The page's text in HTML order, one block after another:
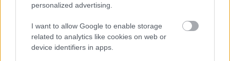
personalized advertising.
I want to allow Google to enable storage
related to analytics like cookies on web or
device identifiers in apps.
HÍREK 10 órája